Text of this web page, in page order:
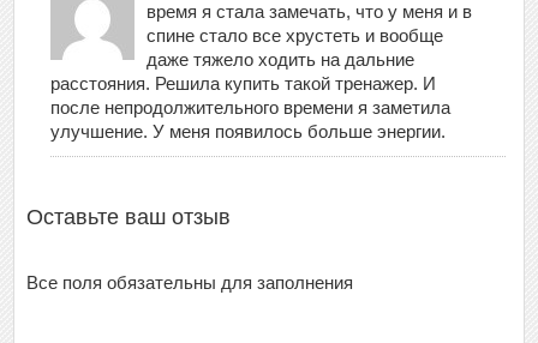
время я стала замечать, что у меня и в
спине стало все хрустеть и вообще
даже тяжело ходить на дальние
расстояния. Решила купить такой тренажер. И
после непродолжительного времени я заметила
улучшение. У меня появилось больше энергии.
Оставьте ваш отзыв
Все поля обязательны для заполнения